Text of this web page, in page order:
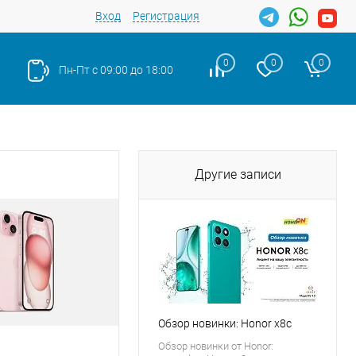
Вход Регистрация
Пн-Пт с 09:00 до 18:00
0 0 0
Другие записи
Обзор новинки: Honor x8c
Обзор новинки от Honor: